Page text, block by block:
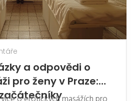
a odpovědi o
pro ženy v Praze: